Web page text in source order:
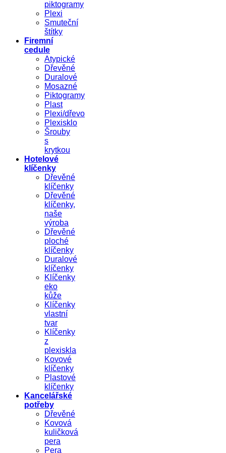
piktogramy
Plexi
Smuteční
štítky
Firemní
cedule
Atypické
Dřevěné
Duralové
Mosazné
Piktogramy
Plast
Plexi/dřevo
Plexisklo
Šrouby
s
krytkou
Hotelové
klíčenky
Dřevěné
klíčenky
Dřevěné
klíčenky,
naše
výroba
Dřevěné
ploché
klíčenky
Duralové
klíčenky
Klíčenky
eko
kůže
Klíčenky
vlastní
tvar
Klíčenky
z
plexiskla
Kovové
klíčenky
Plastové
klíčenky
Kancelářské
potřeby
Dřevěné
Kovová
kuličková
pera
Pera